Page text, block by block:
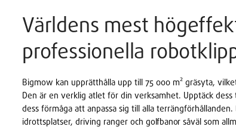
Världens mest
professionella
Bigmow kan upprätthålla upp till 75 000 m² gräsyta,
Den är en verklig atlet för din verksamhet. Upptäck
dess förmåga att anpassa sig till alla
idrottsplatser, driving ranger och golfbanor såväl som